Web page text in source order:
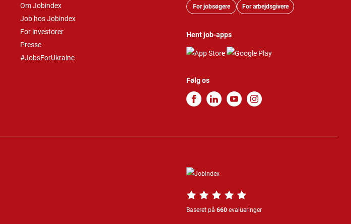
Om Jobindex
Job hos Jobindex
For investorer
Presse
#JobsForUkraine
For jobsøgere For arbejdsgivere
Hent job-apps
Følg os
Baseret på 660 evalueringer